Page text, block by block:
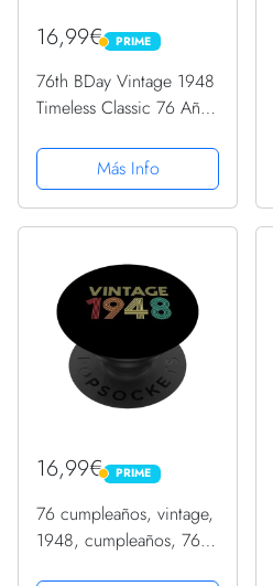
16,99€ PRIME
PRIME
76th BDay Vintage 1948
Timeless Classic 76 Años
PopGrip Intercambiable
Más Info
16,99€ PRIME
PRIME
76 cumpleaños, vintage,
1948, cumpleaños, 76